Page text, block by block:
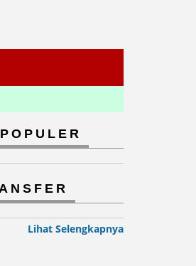
Lihat Selengkapnya